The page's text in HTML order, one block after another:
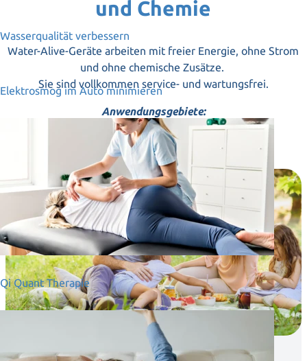
Wasserqualität verbessern
Elektrosmog im Auto minimieren
Qi Quant Therapie
und Chemie
Water-Alive-Geräte arbeiten mit freier Energie, ohne Strom
und ohne chemische Zusätze.
Sie sind vollkommen service- und wartungsfrei.
Anwendungsgebiete:
01